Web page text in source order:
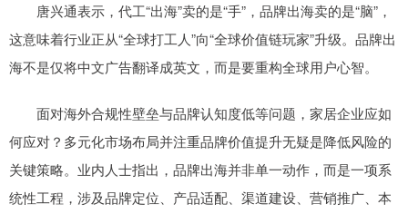
唐兴通表示，代工“出海”卖的是“手”，品牌出海卖的是“脑”，
这意味着行业正从“全球打工人”向“全球价值链玩家”升级。品牌出
海不是仅将中文广告翻译成英文，而是要重构全球用户心智。
面对海外合规性壁垒与品牌认知度低等问题，家居企业应如
何应对？多元化市场布局并注重品牌价值提升无疑是降低风险的
关键策略。业内人士指出，品牌出海并非单一动作，而是一项系
统性工程，涉及品牌定位、产品适配、渠道建设、营销推广、本